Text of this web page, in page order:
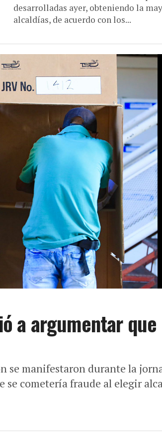
desarrolladas ayer, obteniendo la
alcaldías, de acuerdo con los...
a argumentar
se manifestaron durante la
se cometería fraude al elegir